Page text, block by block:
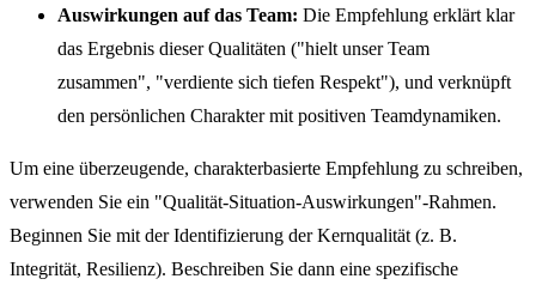
Auswirkungen auf das Team: Die Empfehlung erklärt klar
das Ergebnis dieser Qualitäten ("hielt unser Team
zusammen", "verdiente sich tiefen Respekt"), und verknüpft
den persönlichen Charakter mit positiven Teamdynamiken.
Um eine überzeugende, charakterbasierte Empfehlung zu schreiben,
verwenden Sie ein "Qualität-Situation-Auswirkungen"-Rahmen.
Beginnen Sie mit der Identifizierung der Kernqualität (z. B.
Integrität, Resilienz). Beschreiben Sie dann eine spezifische